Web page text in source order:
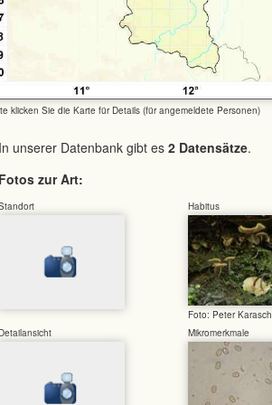
klicken Sie die Karte für Details (für angemeldete Personen)
unserer Datenbank gibt es 2 Datensätze.
zur Art:
Habitus
Foto: Peter Karasch
Mikromerkmale